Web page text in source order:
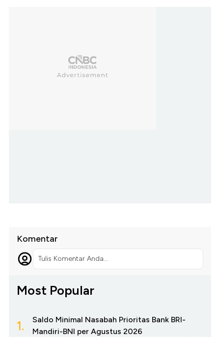
Komentar
Tulis Komentar Anda...
Most Popular
1.
Saldo Minimal Nasabah Prioritas Bank BRI-
Mandiri-BNI per Agustus 2026